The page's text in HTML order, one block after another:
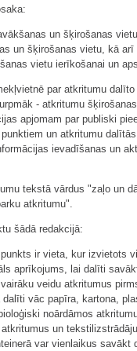
un šķirošanas
un šķirošanas vietu, kā arī
vietu ierīkošanai un
par atkritumu
- atkritumu
apjomam par publiski
un atkritumu
ievadīšanas un
tekstā vārdus "zaļo un
atkritumu".
šādā redakcijā:
ir vieta, kur izvietots
aprīkojums, lai dalīti
veidu atkritumus
vāc papīra, kartona,
noārdāmos
un
var vienlaikus savākt